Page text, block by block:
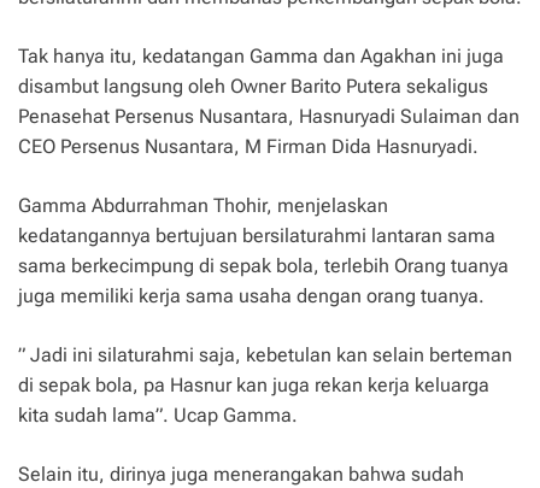
Tak hanya itu, kedatangan Gamma dan Agakhan ini juga
disambut langsung oleh Owner Barito Putera sekaligus
Penasehat Persenus Nusantara, Hasnuryadi Sulaiman dan
CEO Persenus Nusantara, M Firman Dida Hasnuryadi.
Gamma Abdurrahman Thohir, menjelaskan
kedatangannya bertujuan bersilaturahmi lantaran sama
sama berkecimpung di sepak bola, terlebih Orang tuanya
juga memiliki kerja sama usaha dengan orang tuanya.
” Jadi ini silaturahmi saja, kebetulan kan selain berteman
di sepak bola, pa Hasnur kan juga rekan kerja keluarga
kita sudah lama”. Ucap Gamma.
Selain itu, dirinya juga menerangakan bahwa sudah